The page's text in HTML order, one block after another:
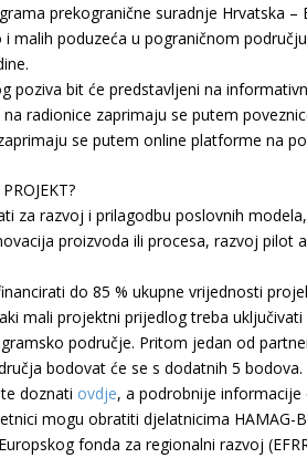
prekogranične suradnje Hrvatska
malih poduzeća u pograničnom
poziva bit će predstavljeni na
radionice zaprimaju se putem
se putem online platforme na
za razvoj i prilagodbu poslovnih
proizvoda ili procesa, razvoj
do 85 % ukupne vrijednosti
mali projektni prijedlog treba
područje. Pritom jedan od
bodovat će se s dodatnih 5 bodova.
doznati ovdje, a podrobnije informacije
mogu obratiti djelatnicima HAMAG-
fonda za regionalni razvoj